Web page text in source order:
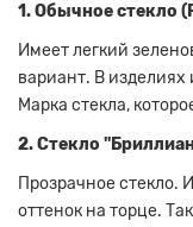
1. Обычное стекло
Имеет легкий
вариант. В изделиях
Марка стекла,
2. Стекло
Прозрачное стекло.
оттенок на торце.